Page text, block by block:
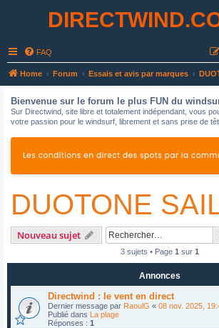
FAQ
Home Forum Essais et avis par marques
Bienvenue sur le forum le plus FUN du
Sur Directwind, site libre et totalement indépendant, vous
votre passion pour le windsurf, librement et sans prise de
DUOTONE
Nouveau sujet
3 sujets • Page 1 sur 1
Annonces
Directwind : le vent en direct
Dernier message par RaoulG « 08 nov. 2025,
Publié dans La plage
Réponses : 1